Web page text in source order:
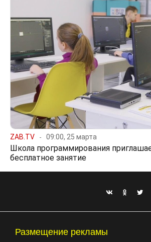
ZAB.TV 09:00, 25 марта
Школа программирования
бесплатное занятие
Размещение рекламы